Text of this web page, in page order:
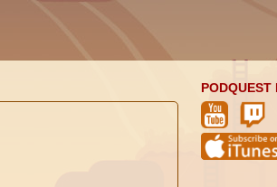
PODQUEST